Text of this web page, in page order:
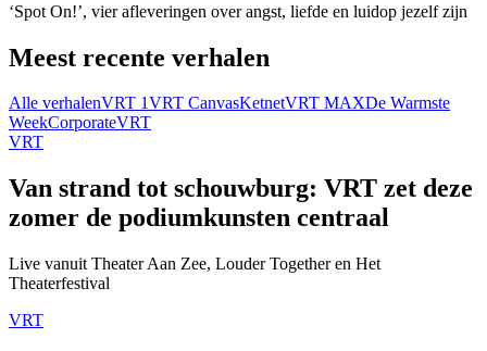
‘Spot On!’, vier afleveringen over angst, liefde en luidop jezelf zijn
Meest recente verhalen
Alle verhalenVRT 1VRT CanvasKetnetVRT MAXDe Warmste
WeekCorporateVRT
VRT
Van strand tot schouwburg: VRT zet deze
zomer de podiumkunsten centraal
Live vanuit Theater Aan Zee, Louder Together en Het
Theaterfestival
VRT